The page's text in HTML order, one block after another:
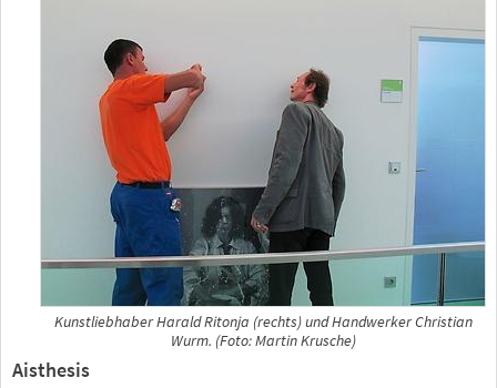
Kunstliebhaber Harald Ritonja (rechts) und Handwerker Christian
Wurm. (Foto: Martin Krusche)
Aisthesis